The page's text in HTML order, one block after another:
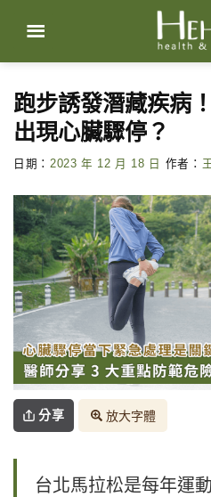
content
跑步誘發潛藏疾病
出現心臟驟停？
日期： 2023 年 12 月 18 日 作者：
分享 放大字體
台北馬拉松是每年運